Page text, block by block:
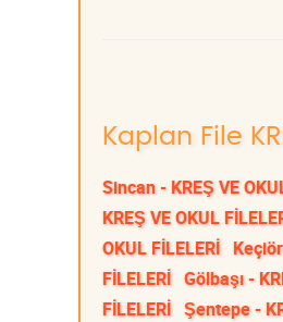
Kaplan File
Sincan - KREŞ VE
KREŞ VE OKUL
OKUL FİLELERİ
FİLELERİ Gölbaşı -
FİLELERİ Şentepe -